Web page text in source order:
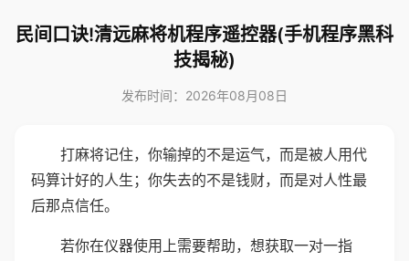
民间口诀!清远麻将机程序遥控器(手机程序黑科
技揭秘)
发布时间：2026年08月08日
打麻将记住，你输掉的不是运气，而是被人用代
码算计好的人生；你失去的不是钱财，而是对人性最
后那点信任。
若你在仪器使用上需要帮助，想获取一对一指